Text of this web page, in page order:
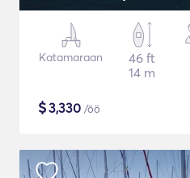
Katamaraan
46 ft
14 m
$3,330 /öö